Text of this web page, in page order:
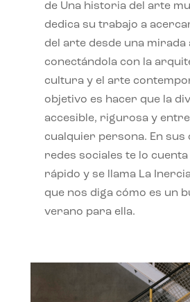
de Una historia del arte
dedica su trabajo a
del arte desde una mirada
conectándola con la
cultura y el arte
objetivo es hacer que la
accesible, rigurosa y
cualquier persona. En sus
redes sociales te lo
rápido y se llama La
que nos diga cómo es un
verano para ella.